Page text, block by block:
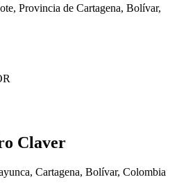
Provincia de Cartagena, Bolívar,
Claver
Cartagena, Bolívar, Colombia